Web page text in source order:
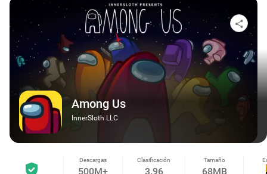
Among Us
InnerSloth LLC
Descargas
500M+
Clasificación
3.96
Tamaño
68MB